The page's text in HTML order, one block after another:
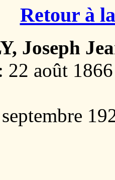
Retour à
Joseph
22 août
septembre